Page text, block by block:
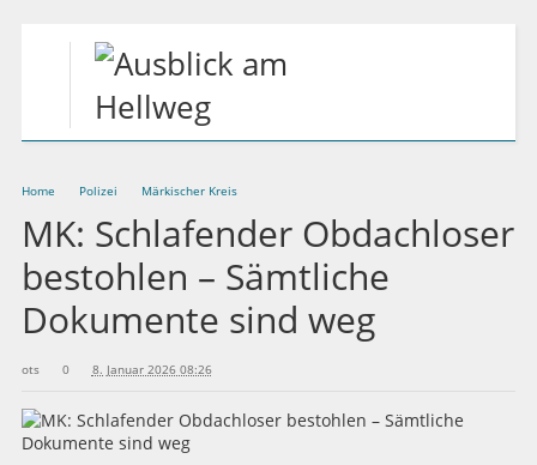
Home Polizei Märkischer Kreis
MK: Schlafender Obdachloser
bestohlen – Sämtliche
Dokumente sind weg
ots 0 8. Januar 2026 08:26